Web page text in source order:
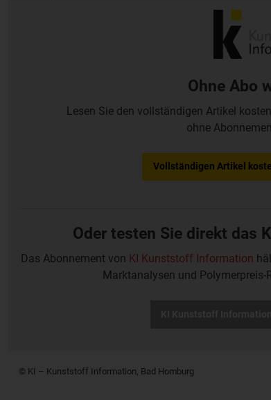
Anlage, die laut Hersteller mit demselben
kann als ein herkömmlicher Extruder mit glattem
Ohne Abo
Lesen Sie den vollständigen Artikel
ohne
Vollständigen Artikel
Oder testen Sie direkt das
Das Abonnement von KI Kunststoff Information
Marktanalysen und
© KI – Kunststoff Information, Bad Homburg